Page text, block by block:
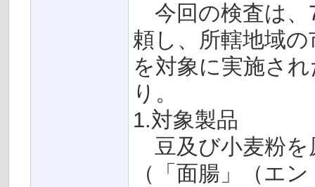
今回の検査は、
頼し、所轄地域
を対象に実施さ
り。
1.対象製品
豆及び小麦粉を
（「面腸」（エ